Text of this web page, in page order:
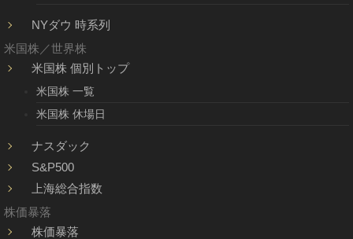
NYダウ 時系列
米国株／世界株
米国株 個別トップ
米国株 一覧
米国株 休場日
ナスダック
S&P500
上海総合指数
株価暴落
株価暴落